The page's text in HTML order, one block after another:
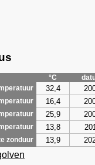
°C
32,4
16,4
25,9
13,8
zonduur 13,9